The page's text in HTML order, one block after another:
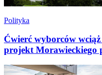
Polityka
Ćwierć wyborców
projekt Morawieckiego